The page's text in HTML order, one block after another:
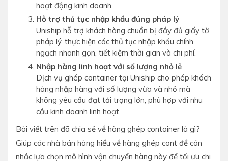
hoạt động kinh doanh.
Hỗ trợ thủ tục nhập khẩu đúng pháp lý
Uniship hỗ trợ khách hàng chuẩn bị đầy đủ giấy tờ
pháp lý, thực hiện các thủ tục nhập khẩu chính
ngạch nhanh gọn, tiết kiệm thời gian và chi phí.
Nhập hàng linh hoạt với số lượng nhỏ lẻ
Dịch vụ ghép container tại Uniship cho phép khách
hàng nhập hàng với số lượng vừa và nhỏ mà
không yêu cầu đạt tải trọng lớn, phù hợp với nhu
cầu kinh doanh linh hoạt.
Bài viết trên đã chia sẻ về hàng ghép container là gì?
Giúp các nhà bán hàng hiểu về hàng ghép cont để cân
nhắc lựa chọn mô hình vận chuyển hàng này để tối ưu chi